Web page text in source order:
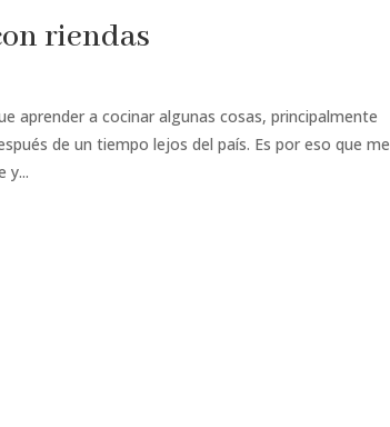
riendas
aprender a cocinar algunas cosas, principalmente
de un tiempo lejos del país. Es por eso que me
y...